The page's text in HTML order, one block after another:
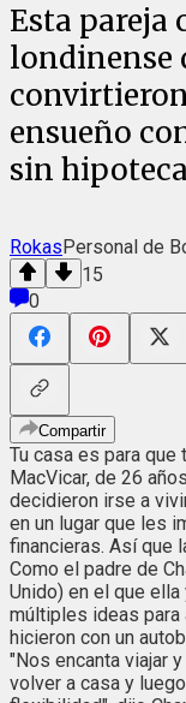
Esta pareja
londinense
ensueño
sin hipoteca
RokasPersonal de
15
0
Compartir
Tu casa es para que
MacVicar, de 26
decidieron irse a
en un lugar que les
financieras. Así que
Como el padre de
Unido) en el que
múltiples ideas para
hicieron con un
"Nos encanta viajar
volver a casa y